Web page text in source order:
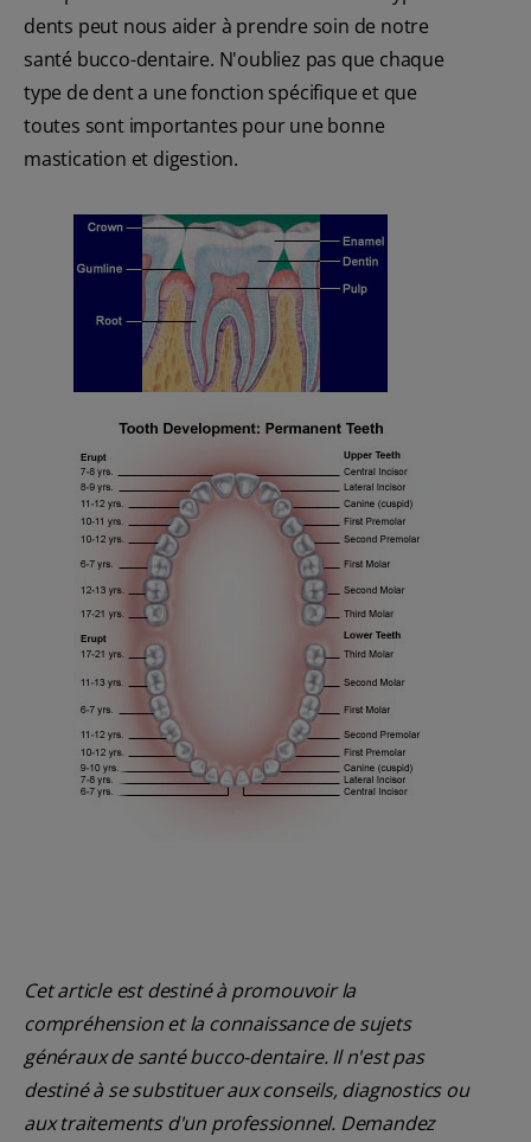
dents peut nous aider à prendre soin de notre
santé bucco-dentaire. N'oubliez pas que chaque
type de dent a une fonction spécifique et que
toutes sont importantes pour une bonne
mastication et digestion.
Cet article est destiné à promouvoir la
compréhension et la connaissance de sujets
généraux de santé bucco-dentaire. Il n'est pas
destiné à se substituer aux conseils, diagnostics ou
aux traitements d'un professionnel. Demandez